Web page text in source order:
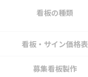
看板の種類
看板・サイン価格表
募集看板製作